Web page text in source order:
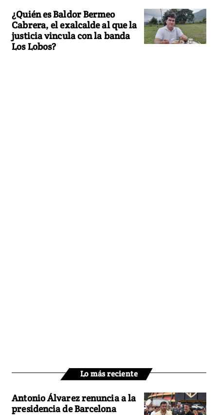
¿Quién es Baldor Bermeo
Cabrera, el exalcalde al que la
justicia vincula con la banda
Los Lobos?
Lo más reciente
Antonio Álvarez renuncia a la
presidencia de Barcelona